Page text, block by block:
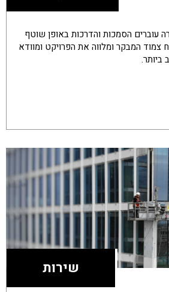
עוברים הסמכות והדרכות באופן שוטף
צמוד המבקר ומלווה את הפרויקט ומוודא
ביותר.
שירות